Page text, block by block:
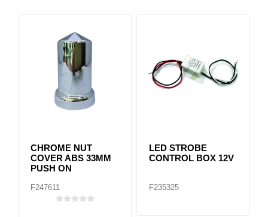
CHROME NUT
COVER ABS 33MM
PUSH ON
F247611
LED STROBE
CONTROL BOX 12V
F235325